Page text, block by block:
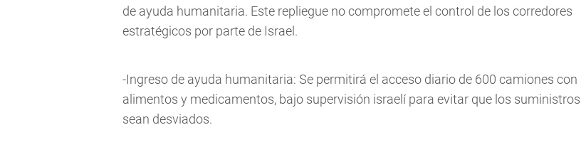
de ayuda humanitaria. Este repliegue no compromete el control de los corredores
estratégicos por parte de Israel.
-Ingreso de ayuda humanitaria: Se permitirá el acceso diario de 600 camiones con
alimentos y medicamentos, bajo supervisión israelí para evitar que los suministros
sean desviados.